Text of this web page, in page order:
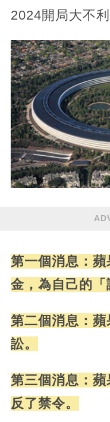
2024開局大不
第一個消息：
金，為自己的「
第二個消息：
訟。
第三個消息：
反了禁令。